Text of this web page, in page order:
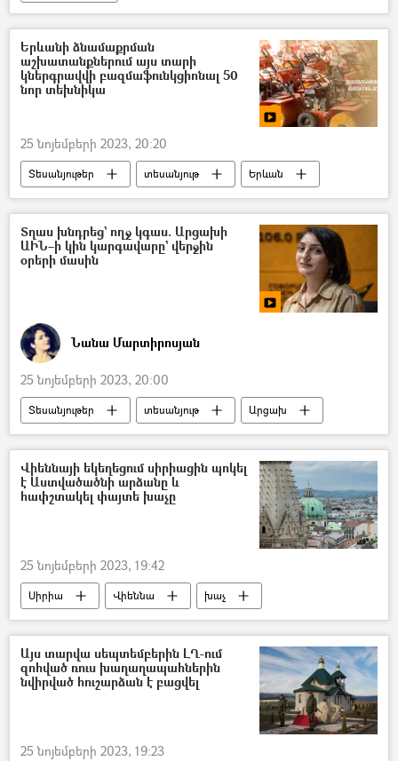
Հատուկ ռազմական գործողություն
Հայաստան-Ռուսաստան համագործակցություն
ական
ականազերծում
Շվեյցարիա
Երևանի ձնամաքրման
աշխատանքներում այս տարի
կներգրավվի բազմաֆունկցիոնալ 50
նոր տեխնիկա
25 նոյեմբերի 2023, 20:20
Տեսանյութեր տեսանյութ
Երևան
Երևանի քաղաքապետարան
ձյուն
Կամո Արեյան
Տղաս խնդրեց` ողջ կգաս. Արցախի
ԱԻՆ–ի կին կարգավարը` վերջին
օրերի մասին
Նանա Մարտիրոսյան
25 նոյեմբերի 2023, 20:00
Տեսանյութեր տեսանյութ
Արցախ
ՀՀ արտակարգ իրավիճակների նախարարություն (ԱԻՆ)
Կարմիր խաչ
Առանց տաբուների
Վիեննայի եկեղեցում սիրիացին պոկել
է Աստվածածնի արձանը և
հափշտակել փայտե խաչը
25 նոյեմբերի 2023, 19:42
Սիրիա Վիեննա
խաչ
տաճար
Այս տարվա սեպտեմբերին ԼՂ-ում
զոհված ռուս խաղաղապահներին
նվիրված հուշարձան է բացվել
25 նոյեմբերի 2023, 19:23